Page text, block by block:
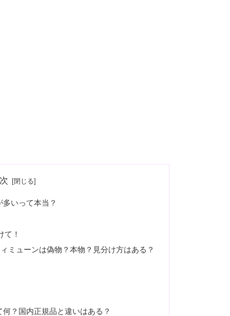
いって本当？
て！
ミューンは偽物？本物？見分け方はある？
？国内正規品と違いはある？